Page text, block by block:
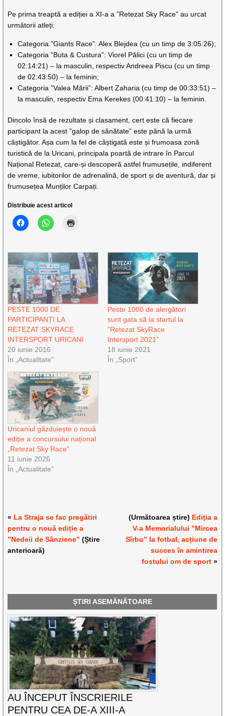
Pe prima treaptă a ediției a XI-a a ”Retezat Sky Race” au urcat
următorii atleți:
Categoria ”Giants Race”: Alex Blejdea (cu un timp de 3:05:26);
Categoria ”Buta & Custura”: Viorel Pălici (cu un timp de
02:14:21) – la masculin, respectiv Andreea Piscu (cu un timp
de 02:43:50) – la feminin;
Categoria ”Valea Mării”: Albert Zaharia (cu timp de 00:33:51) –
la masculin, respectiv Ema Kerekes (00:41:10) – la feminin.
Dincolo însă de rezultate și clasament, cert este că fiecare
participant la acest ”galop de sănătate” este până la urmă
câștigător. Așa cum la fel de câștigată este și frumoasa zonă
turistică de la Uricani, principala poartă de intrare în Parcul
Național Retezat, care-și descoperă astfel frumusețile, indiferent
de vreme, iubitorilor de adrenalină, de sport și de aventură, dar și
frumusețea Munților Carpați.
Distribuie acest articol
PESTE 1000 DE
PARTICIPANȚI LA
RETEZAT SKYRACE
INTERSPORT URICANI
20 iunie 2016
În „Actualitate”
Peste 1000 de alergători
sunt gata să ia startul la
”Retezat SkyRace
Intersport 2021”
18 iunie 2021
În „Sport”
Uricaniul găzduiește o nouă
ediție a concursului național
„Retezat Sky Race”
11 iunie 2026
În „Actualitate”
« La Straja se fac pregătiri
pentru o nouă ediție a
”Nedeii de Sânziene” (Știre
anterioară)
(Următoarea știre) Ediția a
V-a Memorialului ”Mircea
Sîrbu” la fotbal, acțiune de
succes în amintirea
fostului om de sport»
ȘTIRI ASEMĂNĂTOARE
AU ÎNCEPUT ÎNSCRIERILE
PENTRU CEA DE-A XIII-A